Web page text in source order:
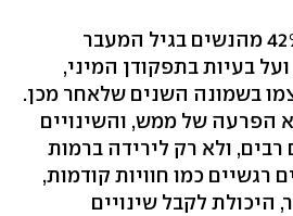
מחקרים מלמדים כי ‭42%‬ מהנשים בגיל המעבר
בעיות בתפקודן המיני,
בשמונה השנים שלאחר מכן.
הפרעה של ממש, והשינויים
רבים, ולא רק לירידה ברמות
רגשיים כמו חוויות קודמות,
לקבל שינויים